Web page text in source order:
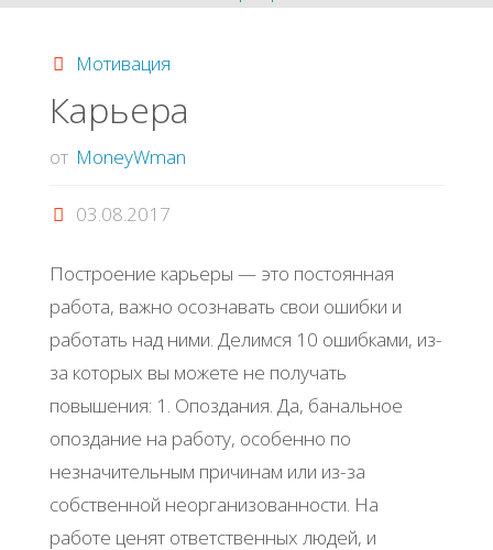
Мотивация
Карьера
от MoneyWman
03.08.2017
Построение карьеры — это постоянная
работа, важно осознавать свои ошибки и
работать над ними. Делимся 10 ошибками, из-
за которых вы можете не получать
повышения: 1. Опоздания. Да, банальное
опоздание на работу, особенно по
незначительным причинам или из-за
собственной неорганизованности. На
работе ценят ответственных людей, и